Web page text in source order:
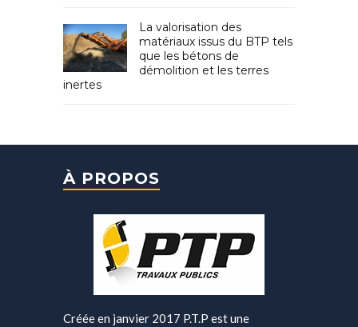
La valorisation des
matériaux issus du BTP tels
que les bétons de
démolition et les terres
inertes
À PROPOS
Créée en janvier 2017 P.T.P est une